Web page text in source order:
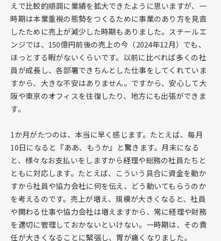
えで比較的順調に業績を拡大できたように思いますが、一
時期は本業重視の態勢をつくるために事業のあり方を見直
したために売上が減少した時期もありました。スチールエ
ンジでは、150億円前後の売上の今（2024年12月）でも、
ほっとする暇がないくらいです。以前に比べれば多くの社
員が成長し、各部署できちんとした仕事をしてくれていま
すから、大きな不安はありません。ですから、安心して大
阪や東京のオフィスを往復したり、地方にも出張ができま
す。
1か月がたつのは、本当に早く感じます。たとえば、毎月
10日になると『ああ、もうか』と驚きます。月末になる
と、様々なお支払いをしますから経理や総務の社員たちと
ともに対応します。たとえば、こういう具合に資金を動か
すから社員や協力会社に何を伝え、どう動いてもらうのか
を考えるのです。売上が増え、規模が大きくなると、社員
や関わる仕事や協力会社は増えますから、常に経理や財務
を適切に管理しておかないといけない。一時期は、その責
任が大きくなることに緊張し、胃が痛くなりました。